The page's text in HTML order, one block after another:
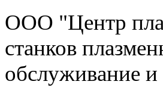
ООО "Центр
станков
обслуживание